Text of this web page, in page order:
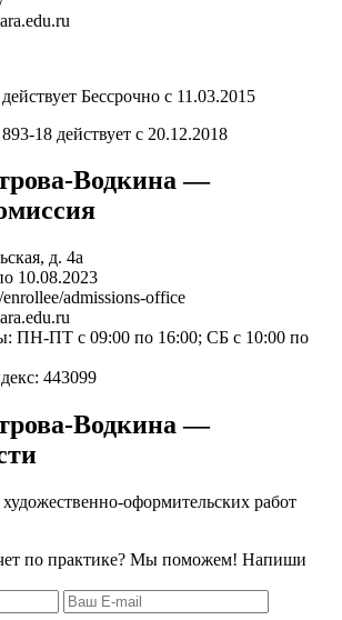
Бессрочно с 11.03.2015
18 действует с 20.12.2018
Водкина —
д. 4а
10.08.2023
admissions-office
ПН-ПТ с 09:00 по 16:00; СБ с 10:00 по
443099
Водкина —
оформительских работ
по практике? Мы поможем! Напиши